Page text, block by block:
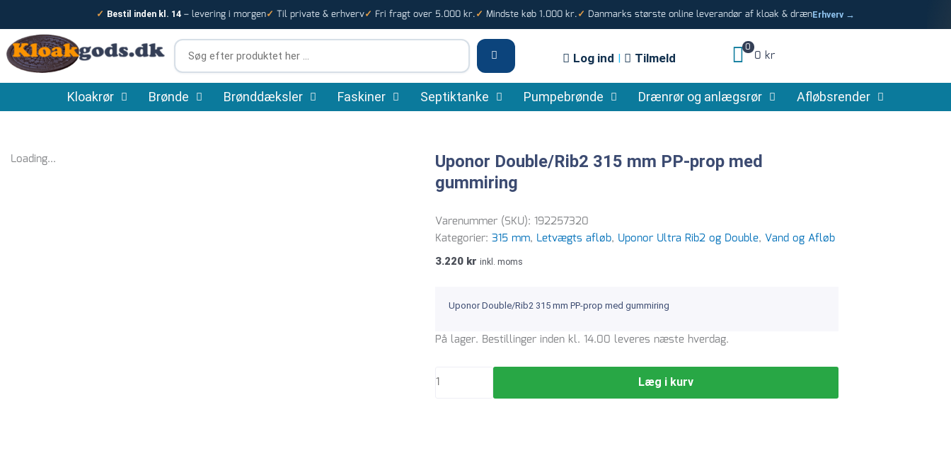
til
indholdet
✓ Bestil inden kl. 14 – levering i morgen✓ Til private & erhverv✓ Fri fragt over 5.000 kr. ✓ Mindste køb 1.000 kr. ✓ Danmarks største online leverandør af kloak & drænErhverv →
Søg
efter
produktet
her
…
Log ind | Tilmeld
0
0 kr
Kloakrør Brønde Brønddæksler Faskiner Septiktanke Pumpebrønde Drænrør og anlægsrør Afløbsrender
Loading...
Uponor Double/Rib2 315 mm PP-prop med
gummiring
Varenummer (SKU): 192257320
Kategorier: 315 mm, Letvægts afløb, Uponor Ultra Rib2 og Double, Vand og Afløb
3.220 kr inkl. moms
Uponor Double/Rib2 315 mm PP-prop med gummiring
På lager. Bestillinger inden kl. 14.00 leveres næste hverdag.
Uponor
mm
Læg i kurv